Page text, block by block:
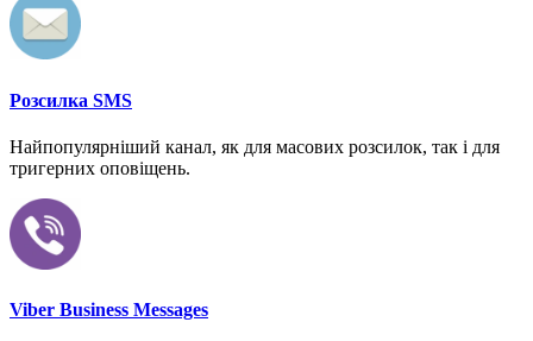
Розсилка SMS
Найпопулярніший канал, як для масових розсилок, так і для
тригерних оповіщень.
Viber Business Messages